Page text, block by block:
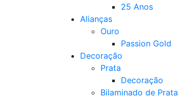
25 Anos
Alianças
Ouro
Passion Gold
Decoração
Prata
Decoração
Bilaminado de Prata